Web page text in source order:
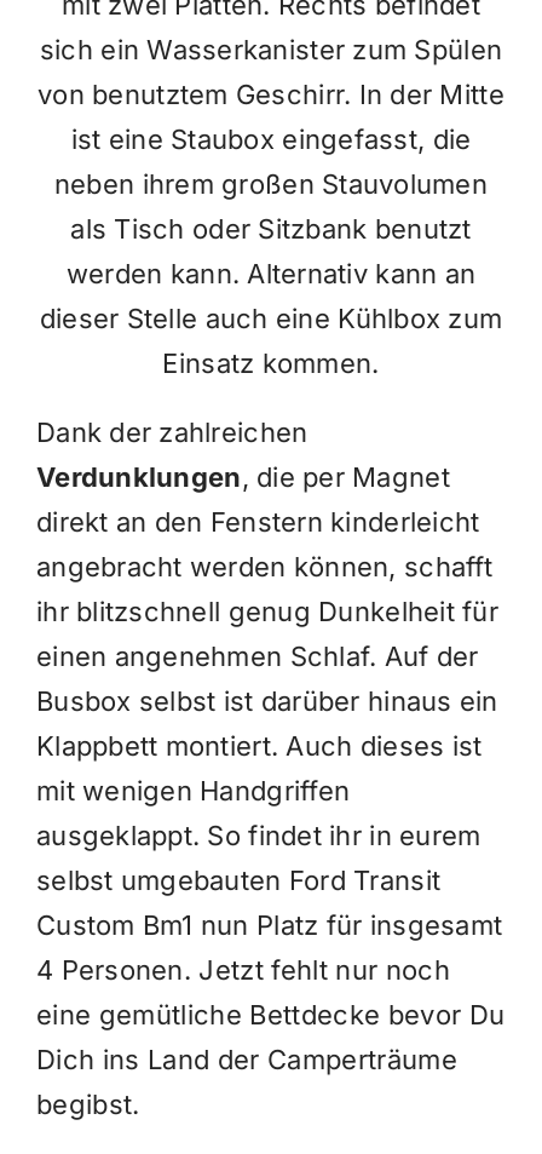
sich ein Wasserkanister zum Spülen
von benutztem Geschirr. In der Mitte
ist eine Staubox eingefasst, die
neben ihrem großen Stauvolumen
als Tisch oder Sitzbank benutzt
werden kann. Alternativ kann an
dieser Stelle auch eine Kühlbox zum
Einsatz kommen.
Dank der zahlreichen
Verdunklungen, die per Magnet
direkt an den Fenstern kinderleicht
angebracht werden können, schafft
ihr blitzschnell genug Dunkelheit für
einen angenehmen Schlaf. Auf der
Busbox selbst ist darüber hinaus ein
Klappbett montiert. Auch dieses ist
mit wenigen Handgriffen
ausgeklappt. So findet ihr in eurem
selbst umgebauten Ford Transit
Custom Bm1 nun Platz für insgesamt
4 Personen. Jetzt fehlt nur noch
eine gemütliche Bettdecke bevor Du
Dich ins Land der Camperträume
begibst.